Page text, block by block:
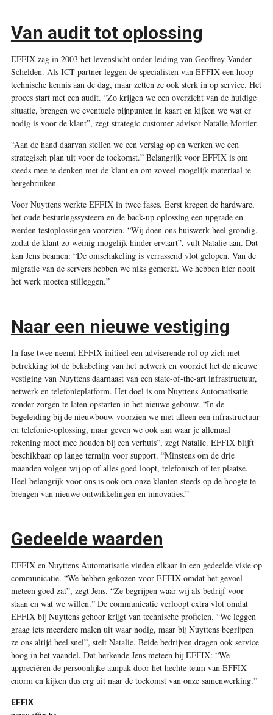
Van audit tot oplossing
EFFIX zag in 2003 het levenslicht onder leiding van Geoffrey Vander
Schelden. Als ICT-partner leggen de specialisten van EFFIX een hoop
technische kennis aan de dag, maar zetten ze ook sterk in op service. Het
proces start met een audit. “Zo krijgen we een overzicht van de huidige
situatie, brengen we eventuele pijnpunten in kaart en kijken we wat er
nodig is voor de klant”, zegt strategic customer advisor Natalie Mortier.
“Aan de hand daarvan stellen we een verslag op en werken we een
strategisch plan uit voor de toekomst.” Belangrijk voor EFFIX is om
steeds mee te denken met de klant en om zoveel mogelijk materiaal te
hergebruiken.
Voor Nuyttens werkte EFFIX in twee fases. Eerst kregen de hardware,
het oude besturingssysteem en de back-up oplossing een upgrade en
werden testoplossingen voorzien. “Wij doen ons huiswerk heel grondig,
zodat de klant zo weinig mogelijk hinder ervaart”, vult Natalie aan. Dat
kan Jens beamen: “De omschakeling is verrassend vlot gelopen. Van de
migratie van de servers hebben we niks gemerkt. We hebben hier nooit
het werk moeten stilleggen.”
Naar een nieuwe vestiging
In fase twee neemt EFFIX initieel een adviserende rol op zich met
betrekking tot de bekabeling van het netwerk en voorziet het de nieuwe
vestiging van Nuyttens daarnaast van een state-of-the-art infrastructuur,
netwerk en telefonieplatform. Het doel is om Nuyttens Automatisatie
zonder zorgen te laten opstarten in het nieuwe gebouw. “In de
begeleiding bij de nieuwbouw voorzien we niet alleen een infrastructuur-
en telefonie-oplossing, maar geven we ook aan waar je allemaal
rekening moet mee houden bij een verhuis”, zegt Natalie. EFFIX blijft
beschikbaar op lange termijn voor support. “Minstens om de drie
maanden volgen wij op of alles goed loopt, telefonisch of ter plaatse.
Heel belangrijk voor ons is ook om onze klanten steeds op de hoogte te
brengen van nieuwe ontwikkelingen en innovaties.”
Gedeelde waarden
EFFIX en Nuyttens Automatisatie vinden elkaar in een gedeelde visie op
communicatie. “We hebben gekozen voor EFFIX omdat het gevoel
meteen goed zat”, zegt Jens. “Ze begrijpen waar wij als bedrijf voor
staan en wat we willen.” De communicatie verloopt extra vlot omdat
EFFIX bij Nuyttens gehoor krijgt van technische profielen. “We leggen
graag iets meerdere malen uit waar nodig, maar bij Nuyttens begrijpen
ze ons altijd heel snel”, stelt Natalie. Beide bedrijven dragen ook service
hoog in het vaandel. Dat herkende Jens meteen bij EFFIX: “We
appreciëren de persoonlijke aanpak door het hechte team van EFFIX
enorm en kijken dus erg uit naar de toekomst van onze samenwerking.”
EFFIX